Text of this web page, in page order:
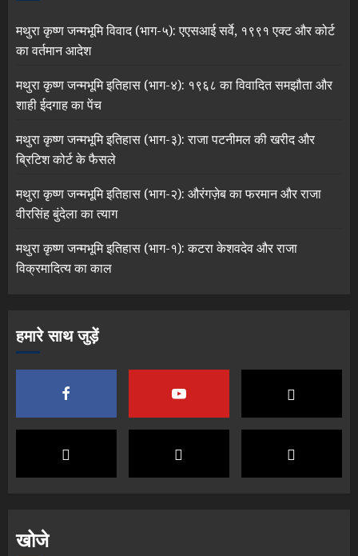
मथुरा कृष्ण जन्मभूमि विवाद (भाग-५): एएसआई सर्वे, १९९१ एक्ट और कोर्ट
का वर्तमान आदेश
मथुरा कृष्ण जन्मभूमि इतिहास (भाग-४): १९६८ का विवादित समझौता और
शाही ईदगाह का पेंच
मथुरा कृष्ण जन्मभूमि इतिहास (भाग-३): राजा पटनीमल की खरीद और
ब्रिटिश कोर्ट के फैसले
मथुरा कृष्ण जन्मभूमि इतिहास (भाग-२): औरंगज़ेब का फरमान और राजा
वीरसिंह बुंदेला का त्याग
मथुरा कृष्ण जन्मभूमि इतिहास (भाग-१): कटरा केशवदेव और राजा
विक्रमादित्य का काल
हमारे साथ जुड़ें
खोजे